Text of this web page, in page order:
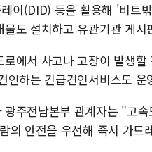
이(DID) 등을 활용해 '비트
물도 설치하고 유관기관 게
로에서 사고나 고장이 발생
인하는 긴급견인서비스도 운
광주전남본부 관계자는 "고
의 안전을 우선해 즉시 가